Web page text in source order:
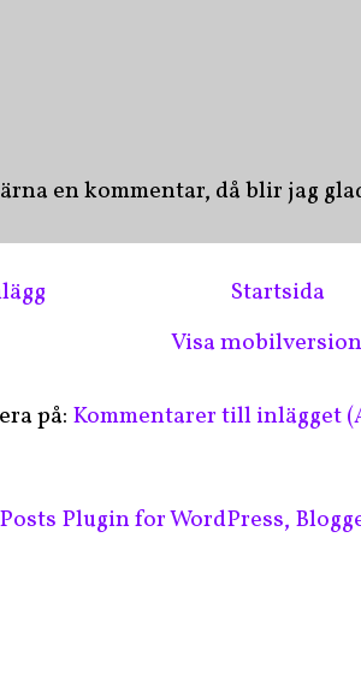
en kommentar, då blir jag
Startsida
Visa
på: Kommentarer till inlägget